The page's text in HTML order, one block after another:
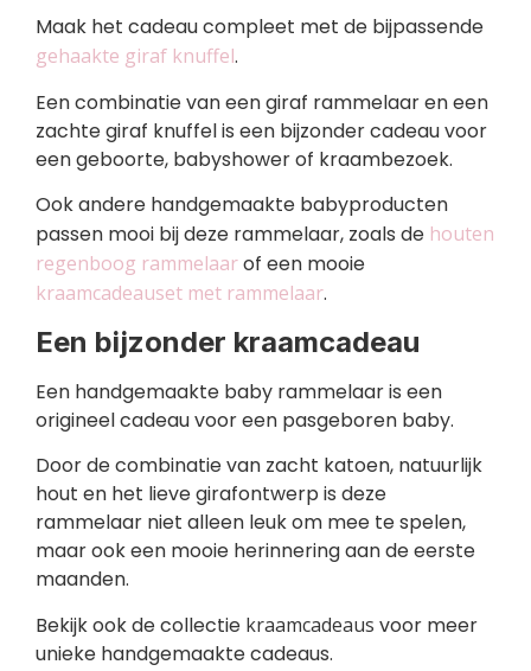
Maak het cadeau compleet met de bijpassende
gehaakte giraf knuffel.
Een combinatie van een giraf rammelaar en een
zachte giraf knuffel is een bijzonder cadeau voor
een geboorte, babyshower of kraambezoek.
Ook andere handgemaakte babyproducten
passen mooi bij deze rammelaar, zoals de houten
regenboog rammelaarof een mooie
kraamcadeauset met rammelaar.
Een bijzonder kraamcadeau
Een handgemaakte baby rammelaar is een
origineel cadeau voor een pasgeboren baby.
Door de combinatie van zacht katoen, natuurlijk
hout en het lieve girafontwerp is deze
rammelaar niet alleen leuk om mee te spelen,
maar ook een mooie herinnering aan de eerste
maanden.
Bekijk ook de collectie kraamcadeaus voor meer
unieke handgemaakte cadeaus.